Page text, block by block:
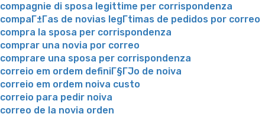
compagnie di sposa legittime per corrispondenza
compaГ±Г­as de novias legГ­timas de pedidos por correo
compra la sposa per corrispondenza
comprar una novia por correo
comprare una sposa per corrispondenza
correio em ordem definiГ§ГЈo de noiva
correio em ordem noiva custo
correio para pedir noiva
correo de la novia orden